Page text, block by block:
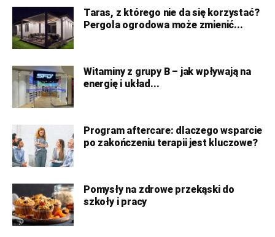
Taras, z którego nie da się korzystać?
Pergola ogrodowa może zmienić...
Witaminy z grupy B – jak wpływają na
energię i układ...
Program aftercare: dlaczego wsparcie
po zakończeniu terapii jest kluczowe?
Pomysły na zdrowe przekąski do
szkoły i pracy